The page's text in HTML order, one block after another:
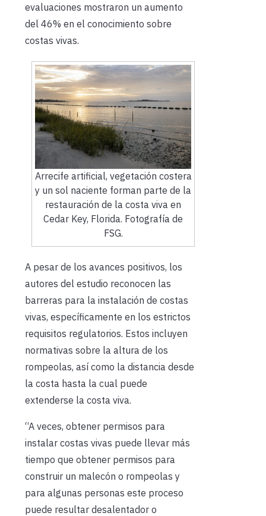
evaluaciones mostraron un aumento
del 46% en el conocimiento sobre
costas vivas.
Arrecife artificial, vegetación costera
y un sol naciente forman parte de la
restauración de la costa viva en
Cedar Key, Florida. Fotografía de
FSG.
A pesar de los avances positivos, los
autores del estudio reconocen las
barreras para la instalación de costas
vivas, específicamente en los estrictos
requisitos regulatorios. Estos incluyen
normativas sobre la altura de los
rompeolas, así como la distancia desde
la costa hasta la cual puede
extenderse la costa viva.
“A veces, obtener permisos para
instalar costas vivas puede llevar más
tiempo que obtener permisos para
construir un malecón o rompeolas y
para algunas personas este proceso
puede resultar desalentador o